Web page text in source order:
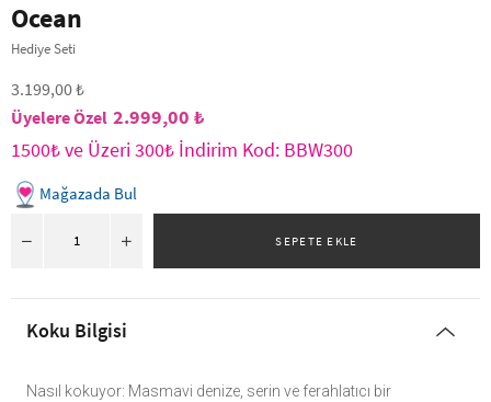
Ocean
Hediye Seti
3.199,00 ₺
2.999,00 ₺
1500₺ ve Üzeri 300₺ İndirim Kod: BBW300
Mağazada Bul
Koku Bilgisi
Nasıl kokuyor: Masmavi denize, serin ve ferahlatıcı bir